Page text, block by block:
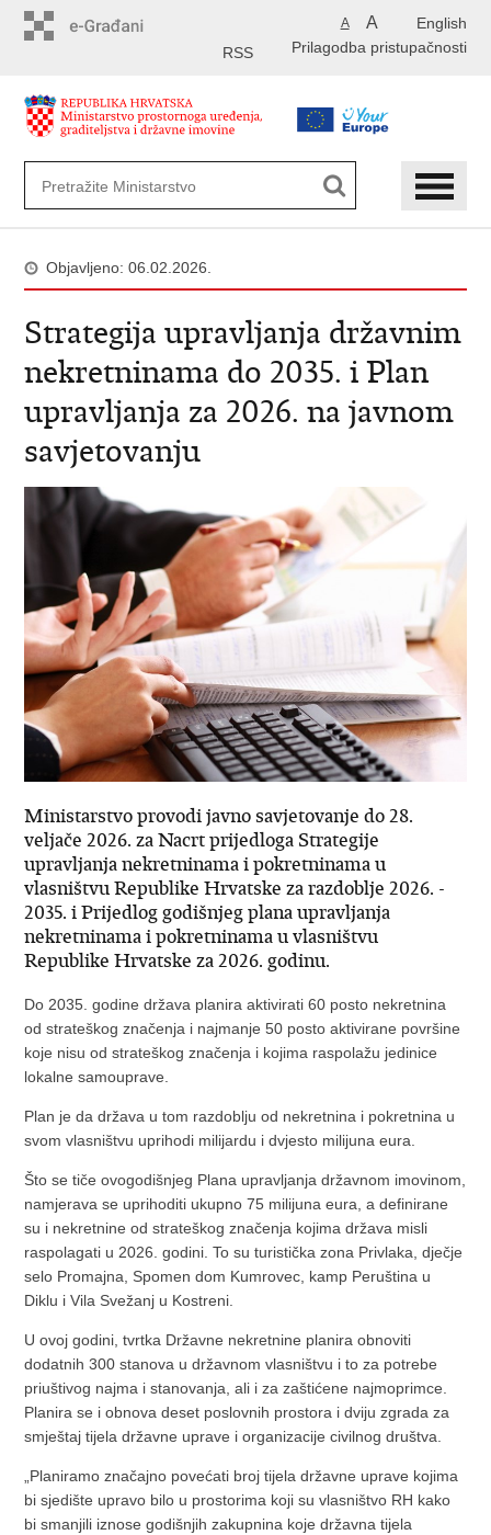
English
A A
Prilagodba pristupačnosti
RSS
Objavljeno: 06.02.2026.
Strategija upravljanja državnim
nekretninama do 2035. i Plan
upravljanja za 2026. na javnom
savjetovanju
Ministarstvo provodi javno savjetovanje do 28.
veljače 2026. za Nacrt prijedloga Strategije
upravljanja nekretninama i pokretninama u
vlasništvu Republike Hrvatske za razdoblje 2026. -
2035. i Prijedlog godišnjeg plana upravljanja
nekretninama i pokretninama u vlasništvu
Republike Hrvatske za 2026. godinu.
Do 2035. godine država planira aktivirati 60 posto nekretnina
od strateškog značenja i najmanje 50 posto aktivirane površine
koje nisu od strateškog značenja i kojima raspolažu jedinice
lokalne samouprave.
Plan je da država u tom razdoblju od nekretnina i pokretnina u
svom vlasništvu uprihodi milijardu i dvjesto milijuna eura.
Što se tiče ovogodišnjeg Plana upravljanja državnom imovinom,
namjerava se uprihoditi ukupno 75 milijuna eura, a definirane
su i nekretnine od strateškog značenja kojima država misli
raspolagati u 2026. godini. To su turistička zona Privlaka, dječje
selo Promajna, Spomen dom Kumrovec, kamp Peruština u
Diklu i Vila Svežanj u Kostreni.
U ovoj godini, tvrtka Državne nekretnine planira obnoviti
dodatnih 300 stanova u državnom vlasništvu i to za potrebe
priuštivog najma i stanovanja, ali i za zaštićene najmoprimce.
Planira se i obnova deset poslovnih prostora i dviju zgrada za
smještaj tijela državne uprave i organizacije civilnog društva.
„Planiramo značajno povećati broj tijela državne uprave kojima
bi sjedište upravo bilo u prostorima koji su vlasništvo RH kako
bi smanjili iznose godišnjih zakupnina koje državna tijela